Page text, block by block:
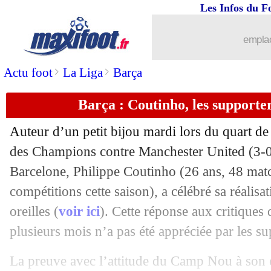
Actu foot> La Liga> Barça
Les Infos du
Barça : Coutinho, les
Auteur d’un petit bijou mardi lors du quart
des Champions contre Manchester United
Barcelone, Philippe Coutinho (26 ans, 48
compétitions cette saison), a célébré sa
oreilles (voir ici). Cette réponse aux critiques
plusieurs mois n’a pas été appréciée par les
La preuve avec l’attitude du Camp Nou à son
OM: quand Bielsa voulait envoyer
21/04 Ang.
21/04 L1: Reims-St Etienne, les compos
21/04 Juve : P. Nedved - "on ne verra plus
21/04 OM: Garcia gagne plus que
21/04 Nîmes : Blaquart évasif sur son avenir
21/04 Caen: Beauvue écarté, les précisions
21/04 L1: Nantes-Amiens, les compos